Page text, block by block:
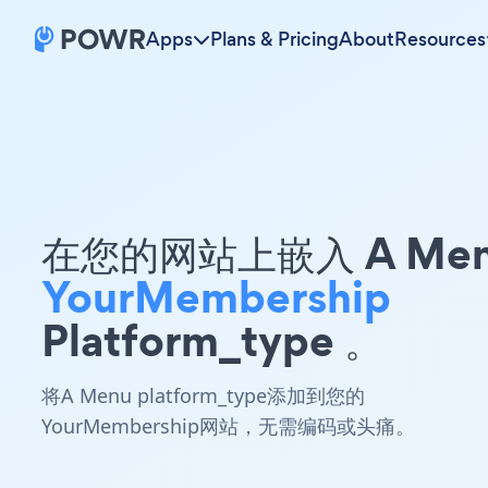
Apps Plans & PricingAboutResources
在您的网站上嵌入 A
YourMembership
Platform_type 。
将A Menu platform_type添加到您的
YourMembership网站，无需编码或头痛。